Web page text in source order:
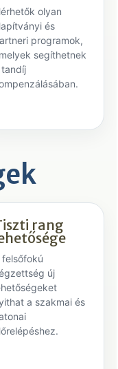
olyan
és
programok,
segíthetnek
rang
felsőfokú
új
a szakmai és